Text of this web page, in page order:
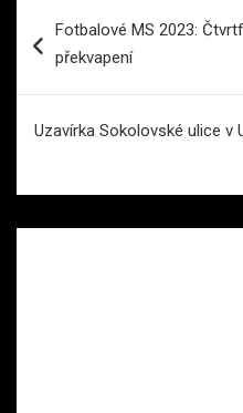
proFotbalové MS 2023:
překvapení
Uzavírka Sokolovské ulice v